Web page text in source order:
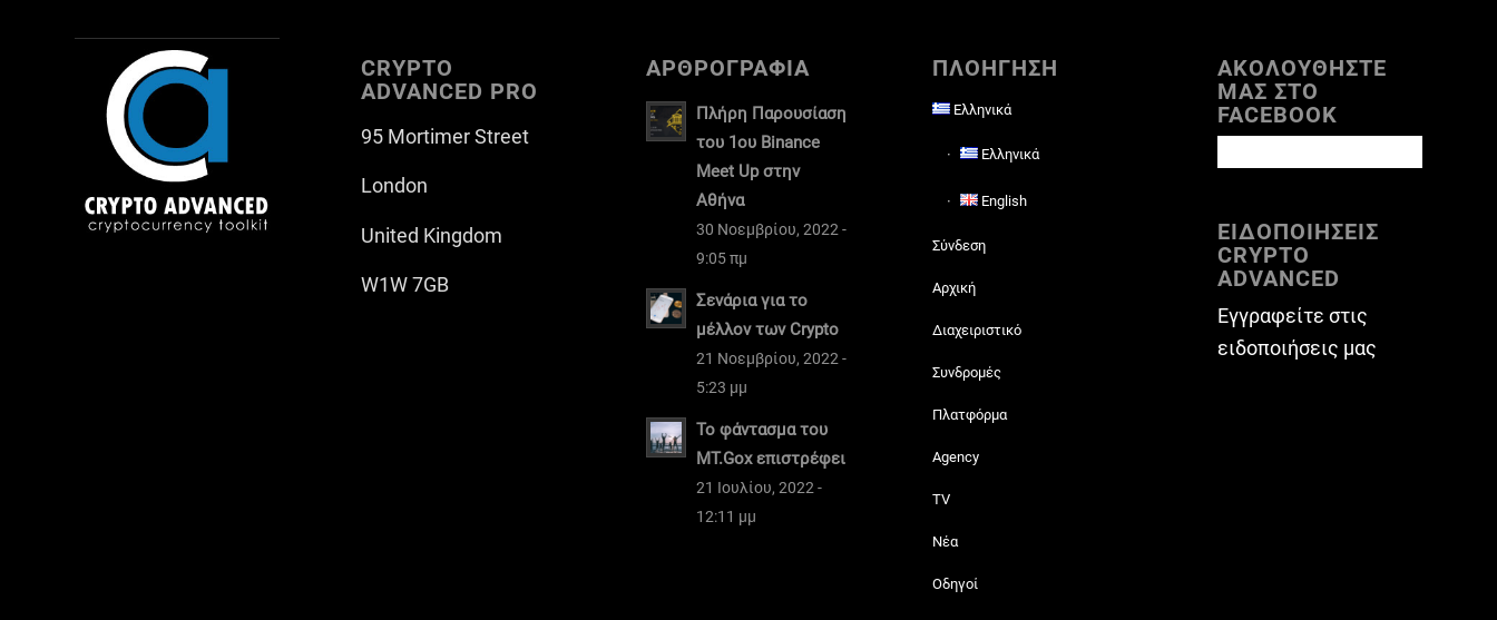
CRYPTO
ADVANCED PRO
95 Mortimer Street
London
United Kingdom
W1W 7GB
ΑΡΘΡΟΓΡΑΦΙΑ
Πλήρη Παρουσίαση
του 1ου Binance
Meet Up στην
Αθήνα
30 Νοεμβρίου, 2022 -
9:05 πμ
Σενάρια για το
μέλλον των Crypto
21 Νοεμβρίου, 2022 -
5:23 μμ
Το φάντασμα του
MT.Gox επιστρέφει
21 Ιουλίου, 2022 -
12:11 μμ
ΠΛΟΗΓΗΣΗ
Ελληνικά
Ελληνικά
English
Σύνδεση
Αρχική
Διαχειριστικό
Συνδρομές
Πλατφόρμα
Agency
TV
Νέα
Οδηγοί
ΑΚΟΛΟΥΘΗΣΤΕ
ΜΑΣ ΣΤΟ
FACEBOOK
ΕΙΔΟΠΟΙΗΣΕΙΣ
CRYPTO
ADVANCED
Εγγραφείτε στις
ειδοποιήσεις μας